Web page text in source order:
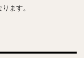
ます。